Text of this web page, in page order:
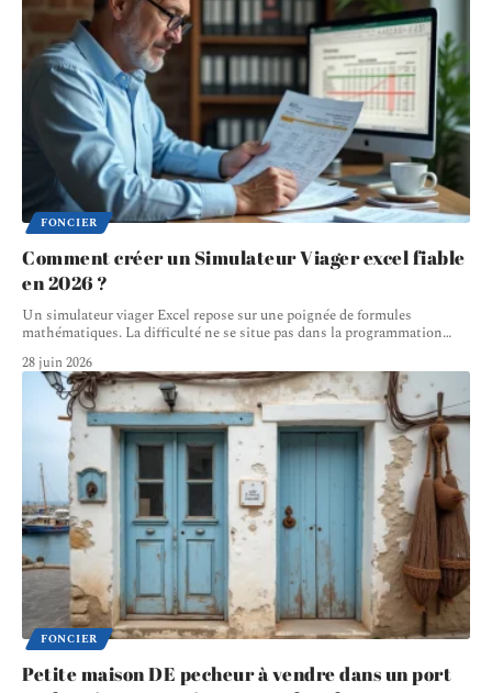
FONCIER
Comment créer un Simulateur Viager excel fiable
en 2026 ?
Un simulateur viager Excel repose sur une poignée de formules
mathématiques. La difficulté ne se situe pas dans la programmation…
28 juin 2026
FONCIER
Petite maison DE pecheur à vendre dans un port